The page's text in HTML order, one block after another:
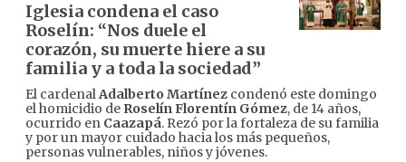
Iglesia condena el caso
Roselín: “Nos duele el
corazón, su muerte hiere a su
familia y a toda la sociedad”
El cardenalAdalberto Martínez condenó este domingo
el homicidio de Roselín Florentín Gómez, de 14 años,
ocurrido en Caazapá. Rezó por la fortaleza de su familia
y por un mayor cuidado hacia los más pequeños,
personas vulnerables, niños y jóvenes.